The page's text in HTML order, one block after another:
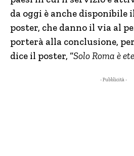
da oggi è anche
poster, che danno il via al
porterà alla conclusione,
dice il poster, “Solo Roma è
- Pubblicità -